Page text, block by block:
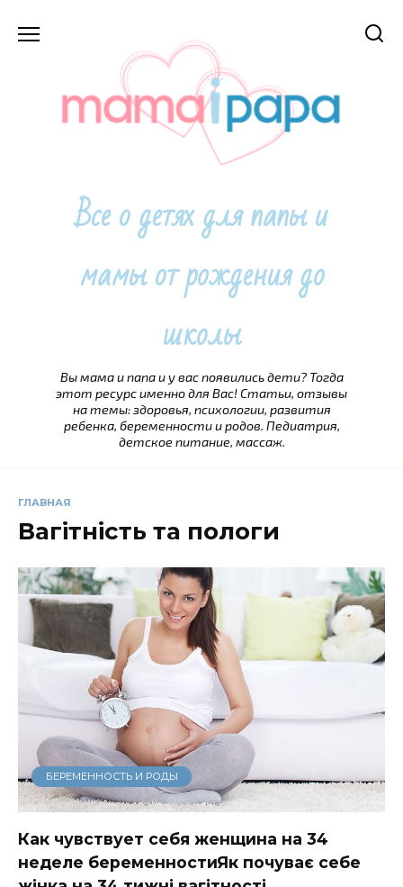
Все о детях для папы и
мамы от рождения до
школы
Вы мама и папа и у вас появились дети? Тогда
этот ресурс именно для Вас! Статьи, отзывы
на темы: здоровья, психологии, развития
ребенка, беременности и родов. Педиатрия,
детское питание, массаж.
ГЛАВНАЯ
Вагiтнiсть та пологи
БЕРЕМЕННОСТЬ И РОДЫ
Как чувствует себя женщина на 34
неделе беременностиЯк почуває себе